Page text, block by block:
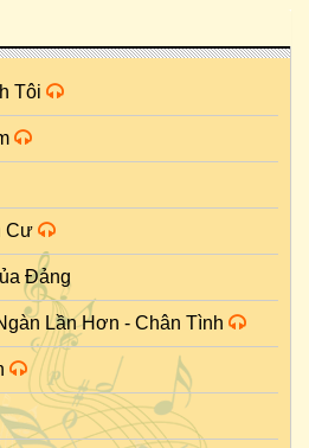
Tôi
Cư
Đảng
Lần Hơn - Chân Tình